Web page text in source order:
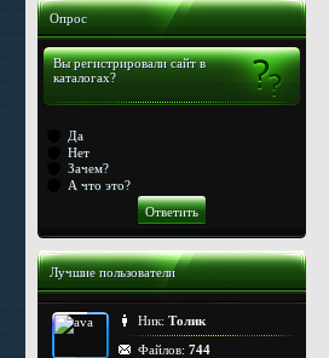
Опрос
Вы регистрировали сайт в
каталогах?
Да
Нет
Зачем?
А что это?
Лучшие пользователи
Ник: Толик
Файлов: 744